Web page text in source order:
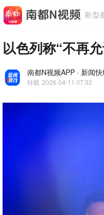
以色列称“不再
南都N视频APP · 新闻
转载 2026-04-11 07:32